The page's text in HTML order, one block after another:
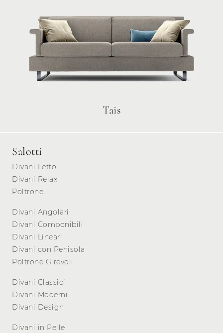
Tais
Salotti
Divani Letto
Divani Relax
Poltrone
Divani Angolari
Divani Componibili
Divani Lineari
Divani con Penisola
Poltrone Girevoli
Divani Classici
Divani Moderni
Divani Design
Divani in Pelle